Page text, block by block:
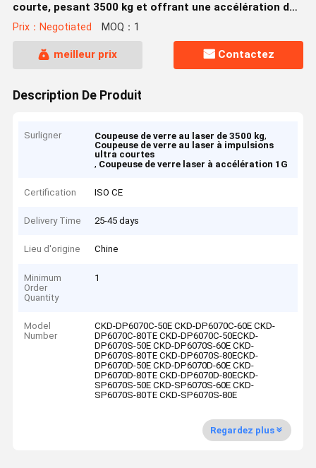
courte, pesant 3500 kg et offrant une accélération de
1G
Prix：Negotiated MOQ：1
meilleur prix Contactez
Description De Produit
Surligner Coupeuse de verre au laser de 3500 kg,
Coupeuse de verre au laser à impulsions
ultra courtes
, Coupeuse de verre laser à accélération 1G
Certification ISO CE
Delivery Time 25-45 days
Lieu d'origine Chine
Minimum
Order
Quantity
1
Model
Number
CKD-DP6070C-50E CKD-DP6070C-60E CKD-
DP6070C-80TE CKD-DP6070C-50ECKD-
DP6070S-50E CKD-DP6070S-60E CKD-
DP6070S-80TE CKD-DP6070S-80ECKD-
DP6070D-50E CKD-DP6070D-60E CKD-
DP6070D-80TE CKD-DP6070D-80ECKD-
SP6070S-50E CKD-SP6070S-60E CKD-
SP6070S-80TE CKD-SP6070S-80E
Regardez plus